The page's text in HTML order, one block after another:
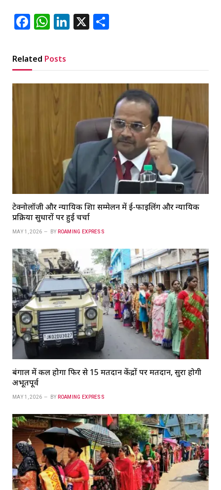
Facebook
WhatsApp
LinkedIn
X
Related Posts
टेक्नोलॉजी और न्यायिक शिक्षा सम्मेलन में ई-फाइलिंग और न्यायिक
प्रक्रिया सुधारों पर हुई चर्चा
MAY 1, 2026 BY ROAMING EXPRESS
बंगाल में कल होगा फिर से 15 मतदान केंद्रों पर मतदान, सुरक्षा होगी
अभूतपूर्व
MAY 1, 2026 BY ROAMING EXPRESS